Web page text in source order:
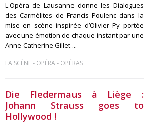
L'Opéra de Lausanne donne les Dialogues
des Carmélites de Francis Poulenc dans la
mise en scène inspirée d’Olivier Py portée
avec une émotion de chaque instant par une
Anne-Catherine Gillet ...
LA SCÈNE- OPÉRA- OPÉRAS
Die Fledermaus à Liège :
Johann Strauss goes to
Hollywood !